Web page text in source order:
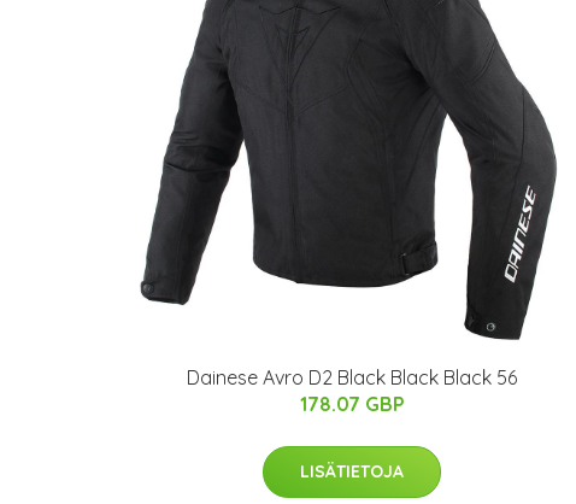
Dainese Avro D2 Black Black Black 56
178.07 GBP
LISÄTIETOJA